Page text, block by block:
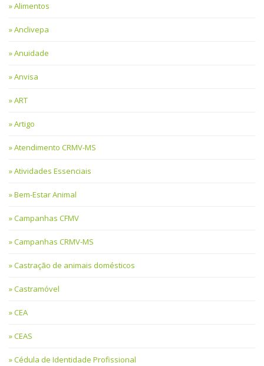
Alimentos
Anclivepa
Anuidade
Anvisa
ART
Artigo
Atendimento CRMV-MS
Atividades Essenciais
Bem-Estar Animal
Campanhas CFMV
Campanhas CRMV-MS
Castração de animais domésticos
Castramóvel
CEA
CEAS
Cédula de Identidade Profissional